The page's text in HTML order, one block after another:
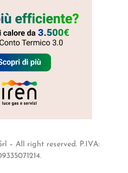
– All right reserved. P.IVA: